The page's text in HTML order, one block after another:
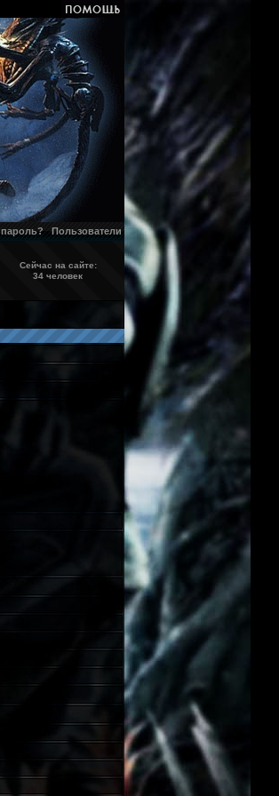
Пользователи
Сейчас на сайте:
34 человек